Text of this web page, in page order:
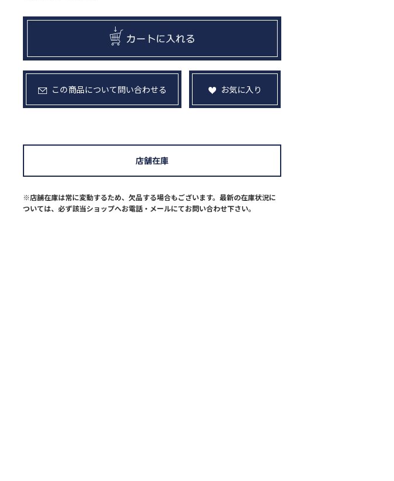
この商品について問い合わせる お気に入り
※店舗在庫は常に変動するため、欠品する場合もございます。最新の在庫状況に
ついては、必ず該当ショップへお電話・メールにてお問い合わせ下さい。
店舗在庫